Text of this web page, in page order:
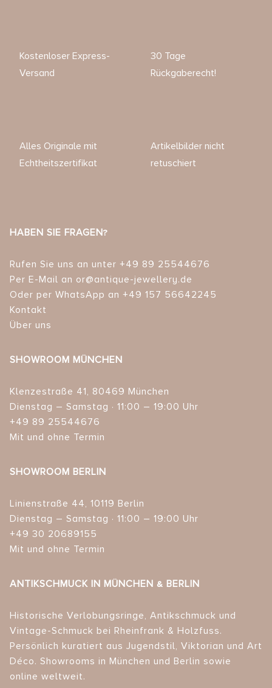
Kostenloser Express-
Versand
30 Tage
Rückgaberecht!
Alles Originale mit
Echtheitszertifikat
Artikelbilder nicht
retuschiert
HABEN SIE FRAGEN?
Rufen Sie uns an unter +49 89 25544676
Per E-Mail an or@antique-jewellery.de
Oder per WhatsApp an +49 157 56642245
Kontakt
Über uns
SHOWROOM MÜNCHEN
Klenzestraße 41, 80469 München
Dienstag – Samstag · 11:00 – 19:00 Uhr
+49 89 25544676
Mit und ohne Termin
SHOWROOM BERLIN
Linienstraße 44, 10119 Berlin
Dienstag – Samstag · 11:00 – 19:00 Uhr
+49 30 20689155
Mit und ohne Termin
ANTIKSCHMUCK IN MÜNCHEN & BERLIN
Historische Verlobungsringe, Antikschmuck und
Vintage-Schmuck bei Rheinfrank & Holzfuss.
Persönlich kuratiert aus Jugendstil, Viktorian und Art
Déco. Showrooms in München und Berlin sowie
online weltweit.